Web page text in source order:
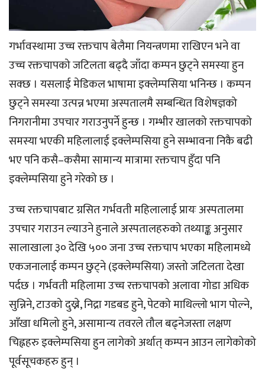
गर्भावस्थामा उच्च रक्तचाप बेलैमा नियन्त्रणमा राखिएन भने वा
उच्च रक्तचापको जटिलता बढ्दै जाँदा कम्पन छुट्ने समस्या हुन
सक्छ । यसलाई मेडिकल भाषामा इक्लेम्पसिया भनिन्छ । कम्पन
छुट्ने समस्या उत्पन्न भएमा अस्पतालमै सम्बन्धित विशेषज्ञको
निगरानीमा उपचार गराउनुपर्ने हुन्छ । गम्भीर खालको रक्तचापको
समस्या भएकी महिलालाई इक्लेम्पसिया हुने सम्भावना निकै बढी
भए पनि कसै–कसैमा सामान्य मात्रामा रक्तचाप हुँदा पनि
इक्लेम्पसिया हुने गरेको छ ।
उच्च रक्तचापबाट ग्रसित गर्भवती महिलालाई प्रायः अस्पतालमा
उपचार गराउन ल्याउने हुनाले अस्पतालहरुको तथ्याङ्क अनुसार
सालाखाला ३० देखि ५०० जना उच्च रक्तचाप भएका महिलामध्ये
एकजनालाई कम्पन छुट्ने (इक्लेम्पसिया) जस्तो जटिलता देखा
पर्दछ । गर्भवती महिलामा उच्च रक्तचापको अलावा गोडा अधिक
सुन्निने, टाउको दुख्ने, निद्रा गडबड हुने, पेटको माथिल्लो भाग पोल्ने,
आँखा धमिलो हुने, असामान्य तवरले तौल बढ्नेजस्ता लक्षण
चिह्नहरु इक्लेम्पसिया हुन लागेको अर्थात् कम्पन आउन लागेकोको
पूर्वसूचकहरु हुन् ।